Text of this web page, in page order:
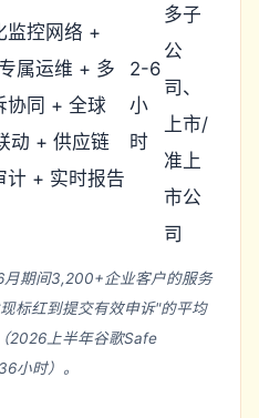
监控网络 +
属运维 + 多
协同 + 全球
动 + 供应链
计 + 实时报告
2-6
小
时
多子
公
司、
上市/
准上
市公
司
月期间3,200+企业客户的服务
标红到提交有效申诉"的平均
2026上半年谷歌Safe
小时）。